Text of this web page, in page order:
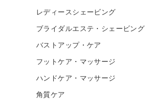
レディースシェービング
ブライダルエステ・シェービング
バストアップ・ケア
フットケア・マッサージ
ハンドケア・マッサージ
角質ケア